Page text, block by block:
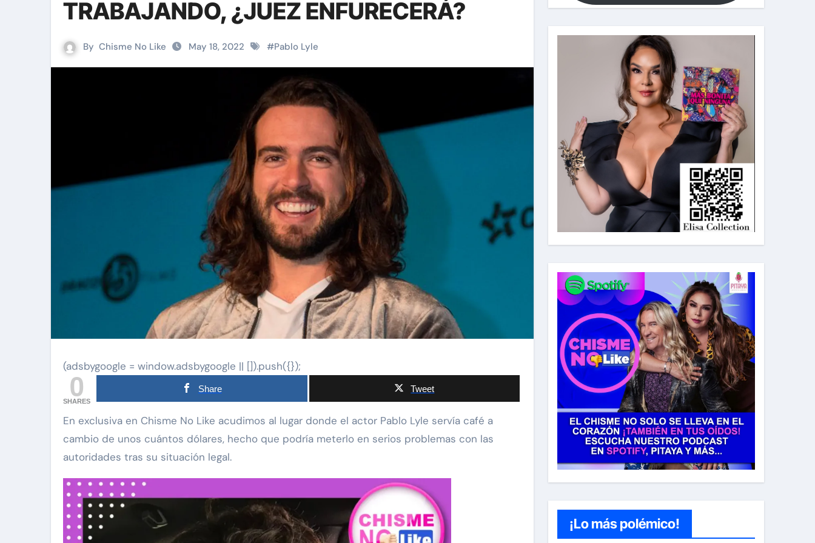
TRABAJANDO, ¿JUEZ ENFURECERÁ?
By Chisme No Like May 18, 2022 #Pablo Lyle
(adsbygoogle = window.adsbygoogle || []).push({});
0
SHARES
Share Tweet
En exclusiva en Chisme No Like acudimos al lugar donde el actor Pablo Lyle servía café a
cambio de unos cuántos dólares, hecho que podría meterlo en serios problemas con las
autoridades tras su situación legal.
¡Lo más polémico!